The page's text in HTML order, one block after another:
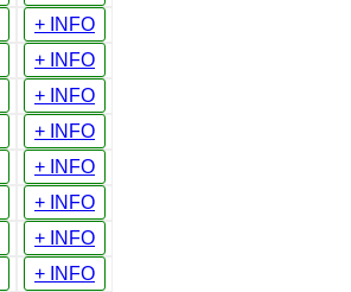
+ INFO
+ INFO
+ INFO
+ INFO
+ INFO
+ INFO
+ INFO
+ INFO